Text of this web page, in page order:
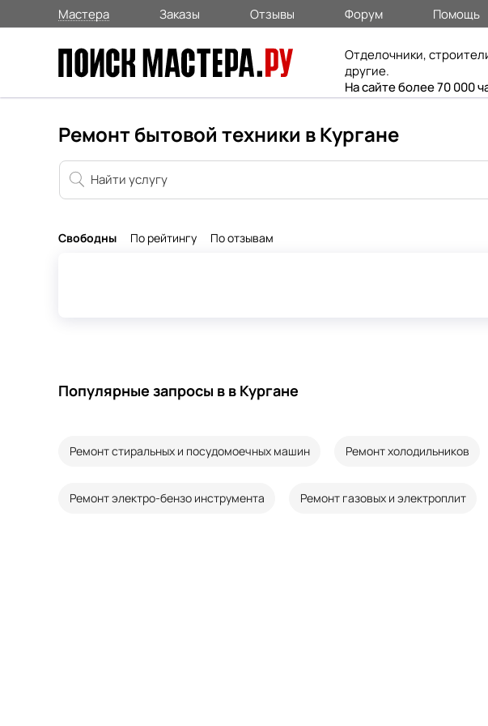
Мастера Заказы Отзывы Форум Помощь
Отделочники,
другие.
На сайте более 70 000
Ремонт бытовой техники в Кургане
Свободны По рейтингу По отзывам
Популярные запросы в в Кургане
Ремонт стиральных и посудомоечных машин Ремонт холодильников
Ремонт электро-бензо инструмента Ремонт газовых и электроплит